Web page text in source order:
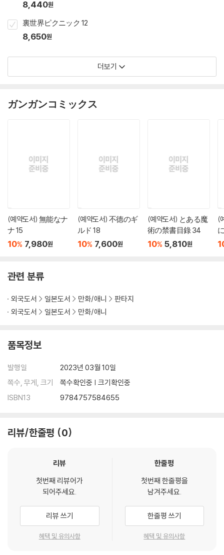
8,440원
裏世界ピクニック 12
8,650원
더보기
ガンガンコミックス
(예약도서) 無能なナ
ナ 15
10% 7,980원
(예약도서) 不德のギ
ルド 18
10% 7,600원
(예약도서) とある魔
術の禁書目錄 34
10% 5,810원
(
관련 분류
외국도서 일본도서 만화/애니
판타지
외국도서
일본도서 만화/애니
품목정보
발행일
2023년 03월 10일
쪽수, 무게, 크기
쪽수확인중 | 크기확인중
ISBN13
9784757584655
리뷰/한줄평 0
리뷰
첫번째 리뷰어가
되어주세요.
리뷰 쓰기
혜택 및 유의사항
한줄평
첫번째 한줄평을
남겨주세요.
한줄평 쓰기
혜택 및 유의사항